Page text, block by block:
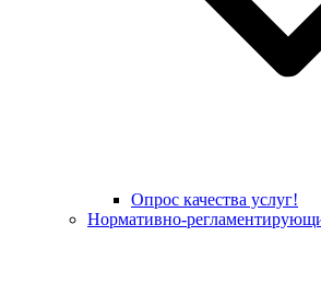
Опрос качества услуг!
Нормативно-